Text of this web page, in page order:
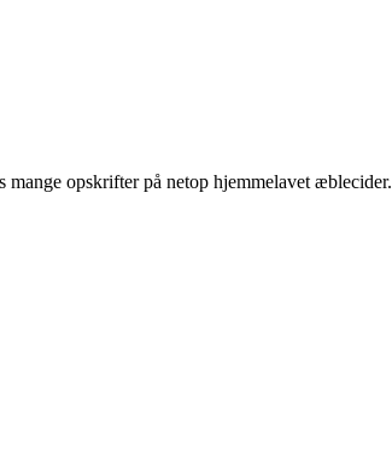
opskrifter på netop hjemmelavet æblecider.